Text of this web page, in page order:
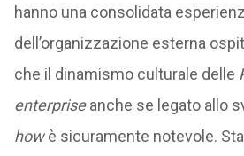
hanno una consolidata
dell’organizzazione esterna
che il dinamismo culturale delle
enterpriseanche se legato allo
howè sicuramente notevole.